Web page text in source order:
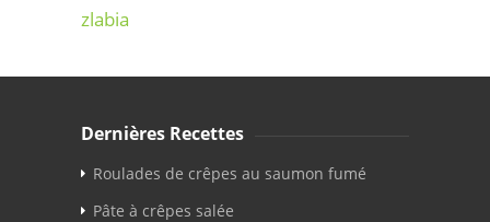
zlabia
Dernières Recettes
Roulades de crêpes au saumon fumé
Pâte à crêpes salée